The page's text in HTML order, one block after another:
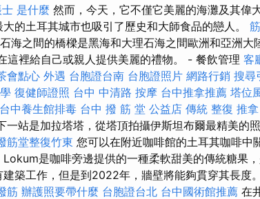
是什麼 然而，今天，它不僅它美麗的海灘及其偉
的土耳其城市也吸引了歷史和大師食品的戀人。
海之間的橋樑是黑海和大理石海之間歐洲和亞洲大
這裡給自己或親人提供美麗的禮物。 - 餐飲管理 客
會點心 外遇 台胞證台南 台胞證照片 網路行銷 搜尋
復健師證照 台中 中清路 按摩 台中推拿推薦 塔位
台中養生館排毒 台中 撥 筋 堂 公益店 傳統 整復 推
一站是加拉塔塔，從塔頂拍攝伊斯坦布爾最精美的
筋堂整復竹東 您可以在附近咖啡館的土耳其咖啡中
Lokum是咖啡旁邊提供的一種柔軟甜美的傳統糖果
築工作，但是到2022年，牆壁將能夠貫穿其長度。
筋 辦護照要帶什麼 台胞證台北 台中國術館推薦 在